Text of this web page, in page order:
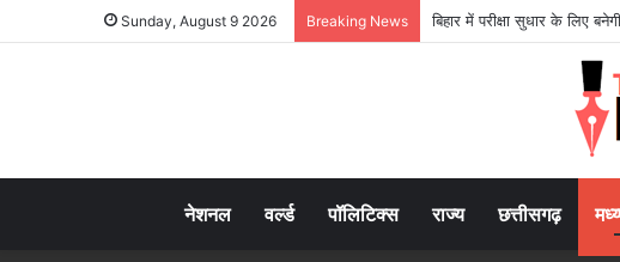
Sunday, August 9 2026 Breaking News बिहार में परीक्षा सुधार के लिए
नेशनल वर्ल्ड पॉलिटिक्स राज्य छत्तीसगढ़